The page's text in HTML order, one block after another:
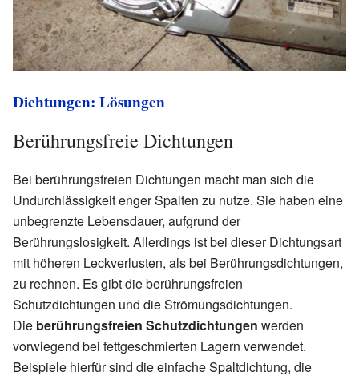
Dichtungen: Lösungen
Berührungsfreie Dichtungen
Bei berührungsfreien Dichtungen macht man sich die
Undurchlässigkeit enger Spalten zu nutze. Sie haben eine
unbegrenzte Lebensdauer, aufgrund der
Berührungslosigkeit. Allerdings ist bei dieser Dichtungsart
mit höheren Leckverlusten, als bei Berührungsdichtungen,
zu rechnen. Es gibt die berührungsfreien
Schutzdichtungen und die Strömungsdichtungen.
Die berührungsfreien Schutzdichtungen werden
vorwiegend bei fettgeschmierten Lagern verwendet.
Beispiele hierfür sind die einfache Spaltdichtung, die